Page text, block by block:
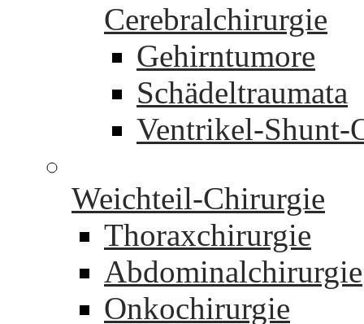
Cerebralchirurgie
Gehirntumore
Schädeltraumata
Ventrikel-Shunt-
Weichteil-Chirurgie
Thoraxchirurgie
Abdominalchirurgie
Onkochirurgie